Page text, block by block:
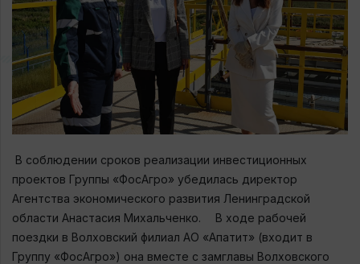
В соблюдении сроков реализации инвестиционных
проектов Группы «ФосАгро» убедилась директор
Агентства экономического развития Ленинградской
области Анастасия Михальченко. ⠀ В ходе рабочей
поездки в Волховский филиал АО «Апатит» (входит в
Группу «ФосАгро») она вместе с замглавы Волховского